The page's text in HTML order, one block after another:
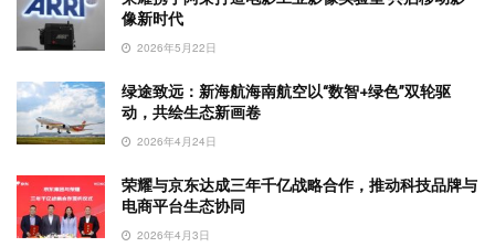
像新时代
2026年5月22日
绿途致远：新海航海南航空以“数智+绿色”双轮驱
动，共绘生态新画卷
2026年4月24日
荣耀与京东达成三年千亿战略合作，推动科技品牌与
电商平台生态协同
2026年4月3日